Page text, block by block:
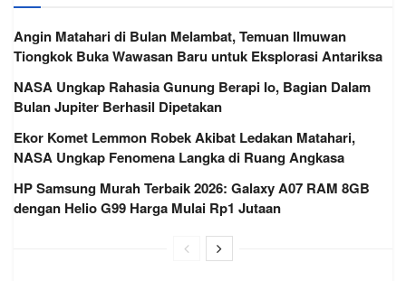
Angin Matahari di Bulan Melambat, Temuan Ilmuwan
Tiongkok Buka Wawasan Baru untuk Eksplorasi Antariksa
NASA Ungkap Rahasia Gunung Berapi Io, Bagian Dalam
Bulan Jupiter Berhasil Dipetakan
Ekor Komet Lemmon Robek Akibat Ledakan Matahari,
NASA Ungkap Fenomena Langka di Ruang Angkasa
HP Samsung Murah Terbaik 2026: Galaxy A07 RAM 8GB
dengan Helio G99 Harga Mulai Rp1 Jutaan